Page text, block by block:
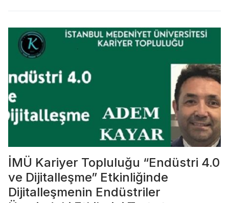
İMÜ Kariyer Topluluğu “Endüstri 4.0
ve Dijitalleşme” Etkinliğinde
Dijitalleşmenin Endüstriler